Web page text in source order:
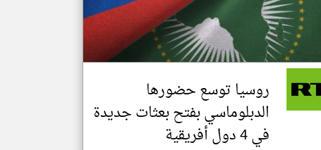
تغيير الدولة
اخبار جزر القمر على مدار الساعة
أهم اخبار جزر القمر العاجلة والمباشرة
روسيا توسع حضورها
الدبلوماسي بفتح بعثات جديدة
في 4 دول أفريقية
klyoum.com